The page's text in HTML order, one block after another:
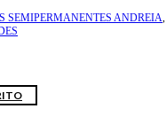
SEMIPERMANENTES ANDREIA,